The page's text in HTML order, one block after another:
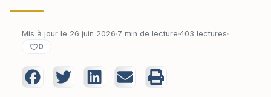
Mis à jour le 26 juin 2026 7 min de lecture 403 lectures
0